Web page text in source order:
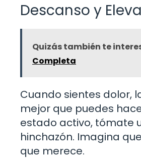
Descanso y
Quizás también te
Completa
Cuando sientes dolor,
mejor que puedes
estado activo, tómate
hinchazón. Imagina
que merece.